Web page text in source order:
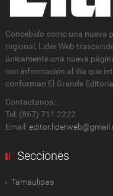
Concebido como una nueva
regional, Lider Web
únicamente una nueva
con información al día que
conforman El Grande
Contactanos:
Tel: (867) 711 2222
Email:
Secciones
Tamaulipas